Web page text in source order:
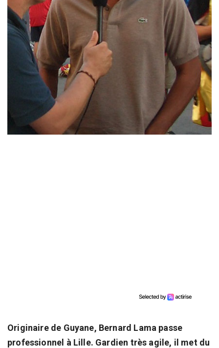
Originaire de Guyane, Bernard Lama passe
professionnel à Lille. Gardien très agile, il met du